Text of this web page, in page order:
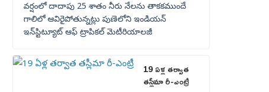
వర్షంలో దాదాపు 25 శాతం నీరు నేలను తాకకముందే
గాలిలో ఆవిరైపోతున్నట్లు పుణెలోని ఇండియన్
ఇన్‌స్టిట్యూట్ ఆఫ్ ట్రాపికల్ మెటీరియాలజీ
19 ఏళ్ల తర్వాత
తస్లీమా రీ-ఎంట్రీ